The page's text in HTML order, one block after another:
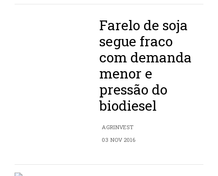
Farelo de soja
segue fraco
com demanda
menor e
pressão do
biodiesel
AGRINVEST
03 NOV 2016